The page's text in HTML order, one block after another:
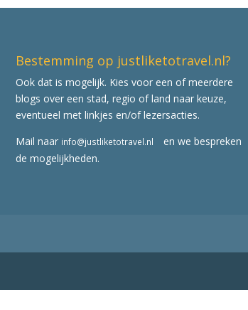
Bestemming op justliketotravel.nl?
Ook dat is mogelijk. Kies voor een of meerdere
blogs over een stad, regio of land naar keuze,
eventueel met linkjes en/of lezersacties.
Mail naar info@justliketotravel.nl
en we bespreken
de mogelijkheden.